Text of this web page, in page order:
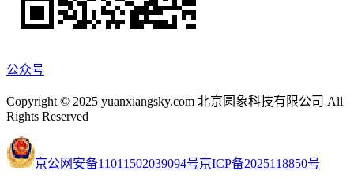
公众号
Copyright © 2025 yuanxiangsky.com 北京圆象科技有限公司 All
Rights Reserved
京公网安备11011502039094号京ICP备2025118850号